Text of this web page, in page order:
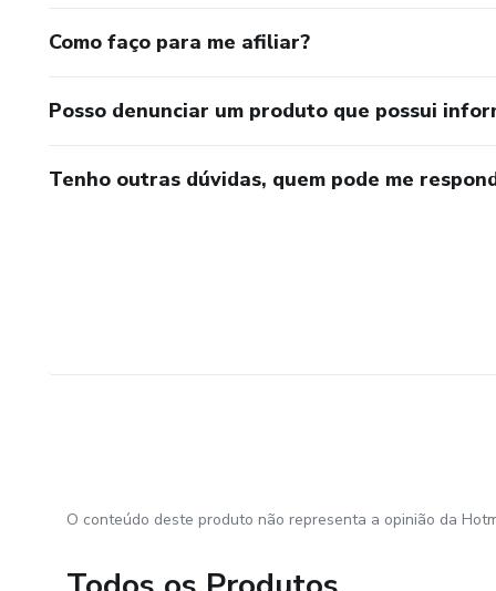
Como faço para me afiliar?
Posso denunciar um produto que possui
Tenho outras dúvidas, quem pode me
O conteúdo deste produto não representa a opinião da